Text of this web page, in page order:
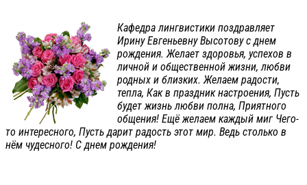
Кафедра лингвистики поздравляет
Ирину Евгеньевну Высотову с днем
рождения. Желает здоровья, успехов в
личной и общественной жизни, любви
родных и близких. Желаем радости,
тепла, Как в праздник настроения, Пусть
будет жизнь любви полна, Приятного
общения! Ещё желаем каждый миг Чего-
то интересного, Пусть дарит радость этот мир. Ведь столько в
нём чудесного! С днем рождения!